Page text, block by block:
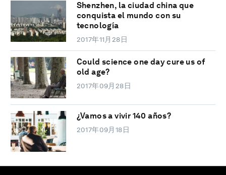
Shenzhen, la ciudad china que
conquista el mundo con su
tecnología
2017年11月28日
Could science one day cure us of
old age?
2017年09月28日
¿Vamos a vivir 140 años?
2017年09月18日